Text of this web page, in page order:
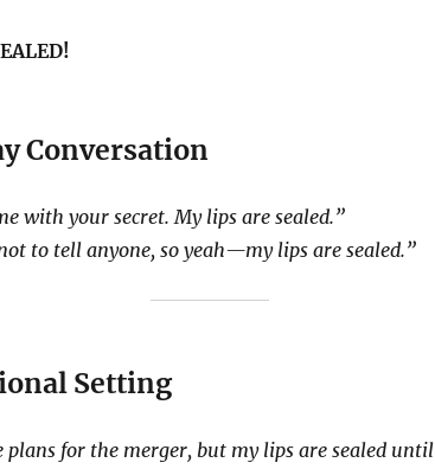
Conversation
with your secret. My lips are sealed.”
to tell anyone, so yeah—my lips are sealed.”
Setting
plans for the merger, but my lips are sealed